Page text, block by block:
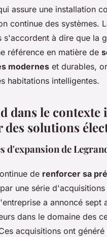
assure une installation
continue des systèmes.
s'accordent à dire que la
référence en matière de
modernes et durables,
habitations intelligentes.
dans le
des solutions
d'expansion de
de renforcer sa
par une série
a annoncé sept
dans le domaine des
acquisitions ont